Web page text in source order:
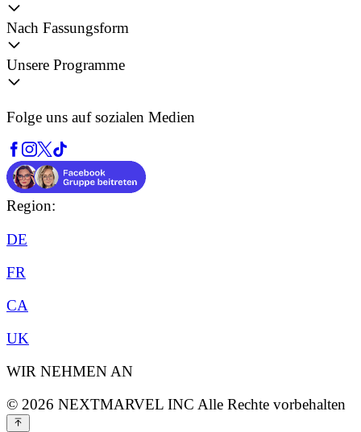
Nach Fassungsform
Unsere Programme
Folge uns auf sozialen Medien
Region:
DE
FR
CA
UK
WIR NEHMEN AN
© 2026 NEXTMARVEL INC Alle Rechte vorbehalten